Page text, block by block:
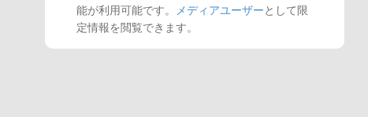
能が利用可能です。
メディアユーザーとして限
定情報を閲覧できます。